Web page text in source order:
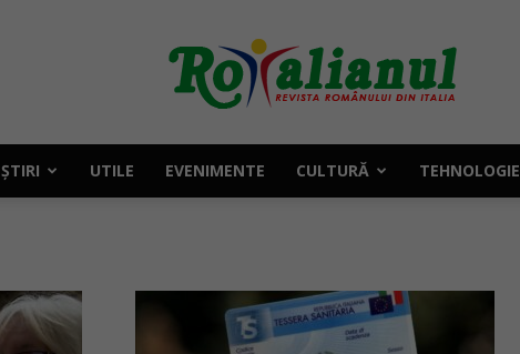
Rotalianul
ȘTIRI UTILE EVENIMENTE CULTURĂ TEHNOLOGIE